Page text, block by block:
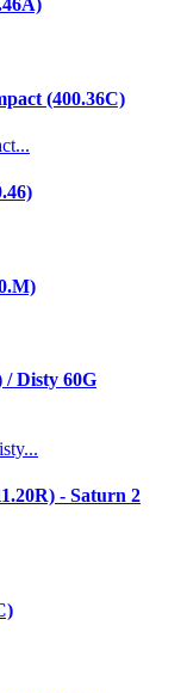
(400.36C)
/ Disty 60G
- Saturn 2